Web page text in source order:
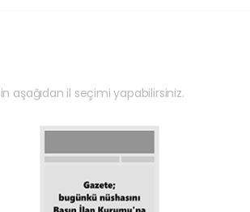
aşağıdan il seçimi yapabilirsiniz.